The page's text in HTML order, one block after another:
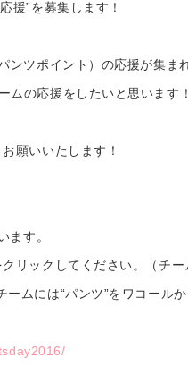
援”を募集します！
ンツポイント）の応援が集ま
ムの応援をしたいと思います！
願いいたします！
ます。
リックしてください。（チー
ムには“パンツ”をワコール